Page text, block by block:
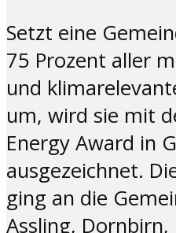
Setzt eine
75 Prozent aller
und
um, wird sie mit
Energy Award in
ausgezeichnet.
ging an die
Assling, Dornbirn,